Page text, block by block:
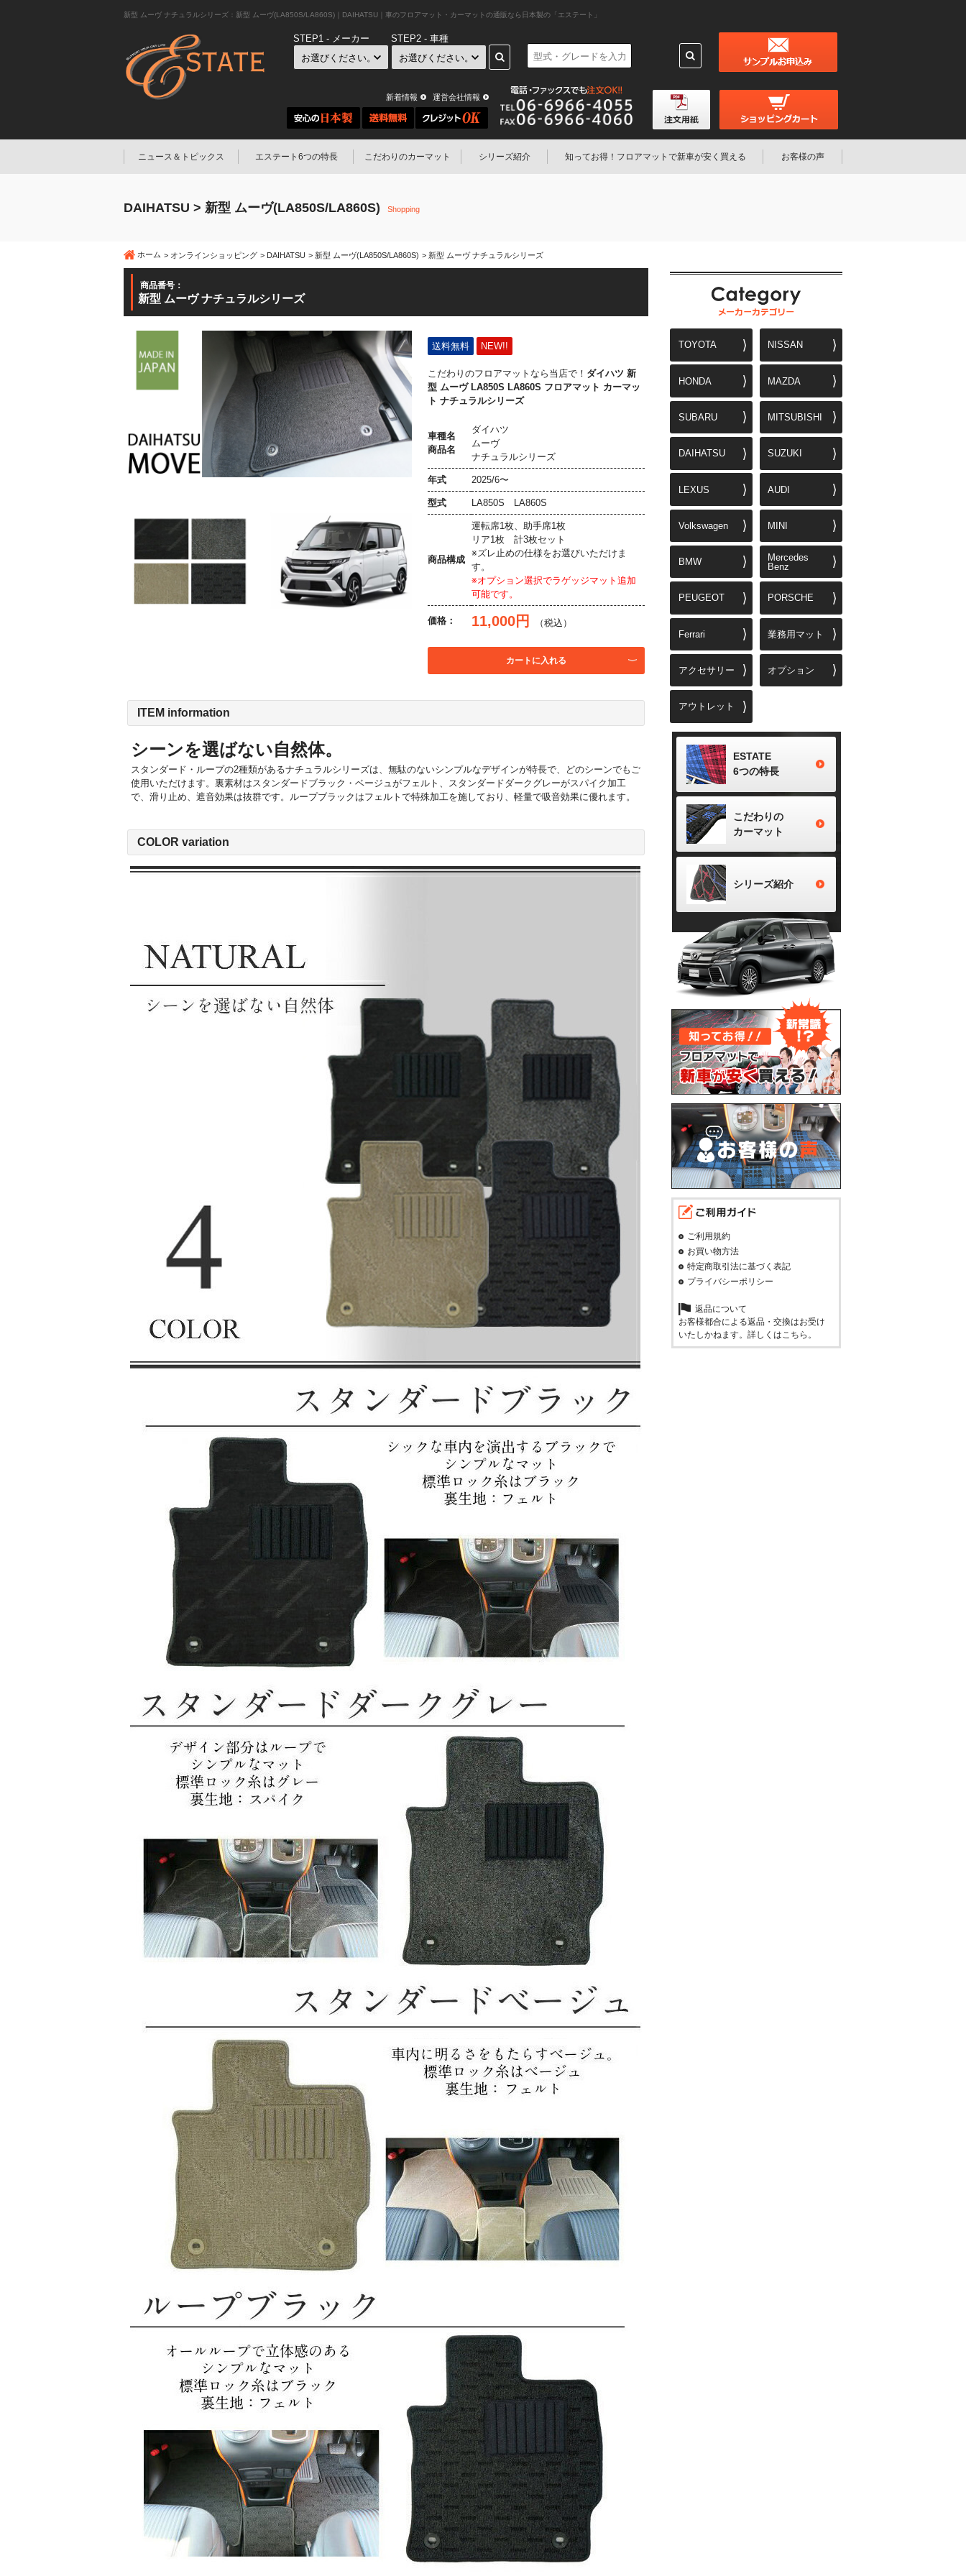
新型 ムーヴ ナチュラルシリーズ：新型 ムーヴ(LA850S/LA860S)｜DAIHATSU｜車のフロアマット・カーマットの通販なら日本製の「エステート」
STEP1 - メーカー STEP2 - 車種
運営会社情報
新着情報
ニュース＆トピックス エステート6つの特長 こだわりのカーマット シリーズ紹介 知ってお得！ フロアマットで新車が安く買える お客様の声
DAIHATSU > 新型 ムーヴ(LA850S/LA860S) Shopping
ホーム オンラインショッピング DAIHATSU 新型 ムーヴ(LA850S/LA860S) 新型 ムーヴ ナチュラルシリーズ
商品番号：
新型 ムーヴ ナチュラルシリーズ
送料無料 NEW!!
こだわりのフロアマットなら当店で！ ダイハツ 新
型 ムーヴ LA850S LA860S フロアマット カーマッ
ト ナチュラルシリーズ
車種名
商品名
ダイハツ
ムーヴ
ナチュラルシリーズ
年式 2025/6〜
型式 LA850S LA860S
商品構成
運転席1枚、助手席1枚
リア1枚 計3枚セット
※ズレ止めの仕様をお選びいただけま
す。
※オプション選択でラゲッジマット追加
可能です。
価格： 11,000円 （税込）
カートに入れる
ITEM information
シーンを選ばない自然体。
スタンダード・ループの2種類があるナチュラルシリーズは、無駄のないシンプルなデザインが特長で、どのシーンでもご
使用いただけます。裏素材はスタンダードブラック・ベージュがフェルト、スタンダードダークグレーがスパイク加工
で、滑り止め、遮音効果は抜群です。ループブラックはフェルトで特殊加工を施しており、軽量で吸音効果に優れます。
COLOR variation
TOYOTA NISSAN
HONDA MAZDA
SUBARU MITSUBISHI
DAIHATSU SUZUKI
LEXUS AUDI
Volkswagen MINI
BMW
Mercedes
Benz
PEUGEOT PORSCHE
Ferrari 業務用マット
アクセサリー オプション
アウトレット
ESTATE
6つの特長
こだわりの
カーマット
シリーズ紹介
ご利用規約
お買い物方法
特定商取引法に基づく表記
プライバシーポリシー
返品について
お客様都合による返品・交換はお受け
いたしかねます。詳しくは こちら 。